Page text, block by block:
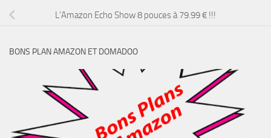
L’Amazon Echo Show 8 pouces à 79.99 € !!!
BONS PLAN AMAZON ET DOMADOO